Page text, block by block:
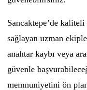
Sancaktepe’de
sağlayan uzman
anahtar kaybı veya
güvenle
memnuniyetini ön